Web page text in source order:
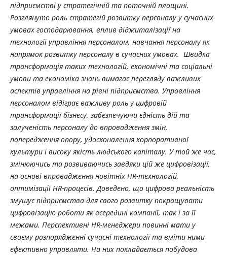
підприємстві у стратегічній та поточній площині.
Розглянуто роль стратегій розвитку персоналу у сучасних
умовах господарювання, вплив діджиталізації на
технології управління персоналом, навчання персоналу як
напрямок розвитку персоналу в сучасних умовах. Швидка
трансформація таких технологій, економічні та соціальні
умови та економіка знань вимагає перегляду важливих
аспектів управління на рівні підприємства. Управління
персоналом відіграє важливу роль у цифровій
трансформації бізнесу, забезпечуючи єдність дій та
залученість персоналу до впровадження змін,
попередження опору, удосконалення корпоративної
культури і високу якість людського капіталу. У той же час,
змінюючись та розвиваючись завдяки цій же цифровізації,
на основі впровадження новітніх HR-технологій,
оптимізації HR-процесів. Доведено, що цифрова реальність
змушує підприємства для свого розвитку покращувати
цифровізацію роботи як всередині компанії, так і за її
межами. Перспективні HR-менеджери повинні мати у
своєму розпорядженні сучасні технології та вміти ними
ефективно управляти. На них покладається побудова